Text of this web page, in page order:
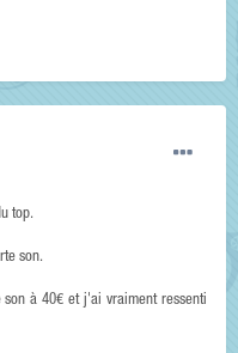
top.
son.
son à 40€ et j'ai vraiment ressenti